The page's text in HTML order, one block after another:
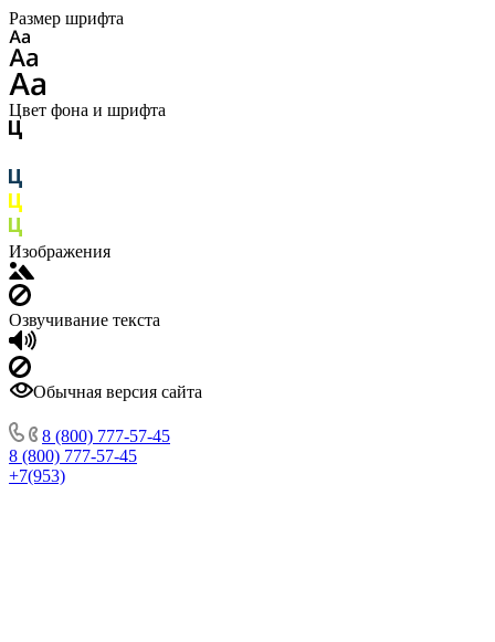
Размер шрифта
Цвет фона и шрифта
Изображения
Озвучивание текста
Обычная версия сайта
8 (800) 777-57-45
8 (800) 777-57-45
+7(953)